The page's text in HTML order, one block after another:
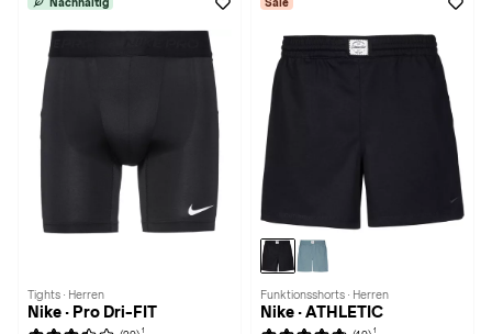
Tights · Herren
Nike · Pro Dri-FIT
1
Funktionsshorts · Herren
Nike · ATHLETIC
1